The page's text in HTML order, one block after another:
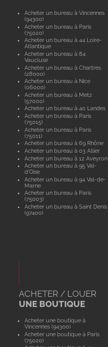
Acheter un bureau à Vincennes
(94300)
Acheter un bureau à Paris
(75020)
Acheter un bureau à 44 Loire-
Atlantique
Acheter un bureau à 84
Vaucluse
Acheter un bureau à Chartres
(28000)
Acheter un bureau à Nice
(06000)
Acheter un bureau à Metz
(57000)
Acheter un bureau à 40 Landes
Acheter un bureau à Paris
(75015)
Acheter un bureau à Paris
(75011)
Acheter un bureau à 69 Rhône
Acheter un bureau à 03 Allier
Acheter un bureau à 12 Aveyron
Acheter un bureau à 95 Val-
d'Oise
Acheter un bureau à 94 Val-de-
Marne
Acheter un bureau à Paris
(75003)
Acheter un bureau à Saint Denis
(97400)
ACHETER / LOUER
UNE BOUTIQUE
Acheter une boutique à
Vincennes (94300)
Acheter une boutique à Paris
(75020)